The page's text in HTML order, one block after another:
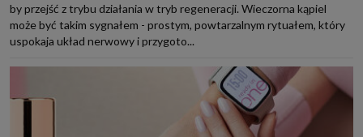
by przejść z trybu działania w tryb regeneracji. Wieczorna kąpiel
może być takim sygnałem - prostym, powtarzalnym rytuałem, który
uspokaja układ nerwowy i przygoto...